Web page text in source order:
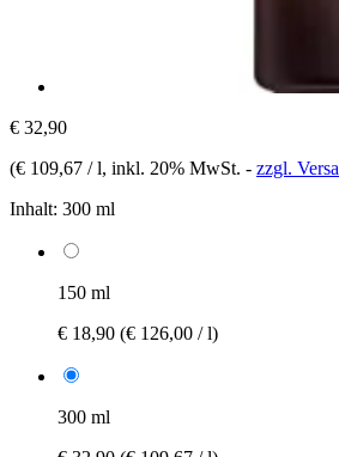
€ 32,90
(€ 109,67 / l, inkl. 20% MwSt. - zzgl.
Inhalt: 300 ml
150 ml
€ 18,90 (€ 126,00 / l)
300 ml